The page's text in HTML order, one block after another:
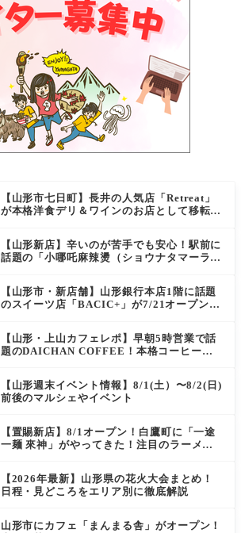
【山形市七日町】長井の人気店「Retreat」
が本格洋食デリ＆ワインのお店として移転オ
【山形新店】辛いのが苦手でも安心！駅前に
話題の「小哪吒麻辣燙（ショウナタマーラー
【山形市・新店舗】山形銀行本店1階に話題
のスイーツ店「BACIC+」が7/21オープン！
【山形・上山カフェレポ】早朝5時営業で話
題のDAICHAN COFFEE！本格コーヒーを
【山形週末イベント情報】8/1(土）〜8/2(日)
前後のマルシェやイベント
【置賜新店】8/1オープン！白鷹町に「一途
一麺 來神」がやってきた！注目のラーメン
【2026年最新】山形県の花火大会まとめ！
日程・見どころをエリア別に徹底解説
山形市にカフェ「まんまる舎」がオープン！